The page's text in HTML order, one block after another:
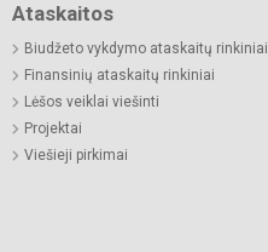
Ataskaitos
Biudžeto vykdymo ataskaitų rinkiniai
Finansinių ataskaitų rinkiniai
Lėšos veiklai viešinti
Projektai
Viešieji pirkimai